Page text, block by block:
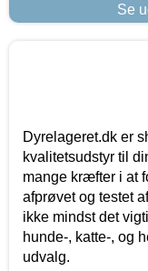
Se
Dyrelageret.dk er
kvalitetsudstyr til
mange kræfter i at
afprøvet og testet
ikke mindst det
hunde-, katte-, og
udvalg.